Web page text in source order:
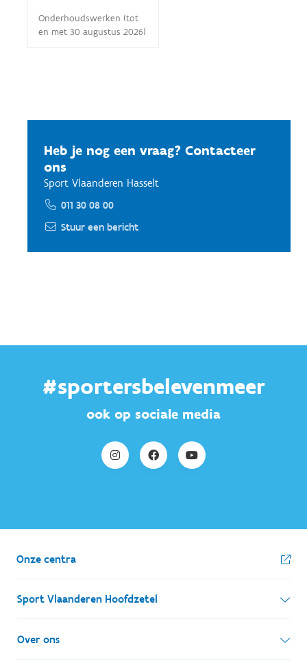
Onderhoudswerken (tot
en met 30 augustus 2026)
Heb je nog een vraag? Contacteer
ons
Sport Vlaanderen Hasselt
011 30 08 00
Stuur een bericht
#sportersbelevenmeer
ook op sociale media
Onze centra
Sport Vlaanderen Hoofdzetel
Simon Bolivarlaan 17
1000 Brussel
Over ons